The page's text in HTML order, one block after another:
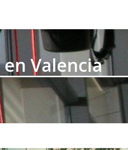
Valencia